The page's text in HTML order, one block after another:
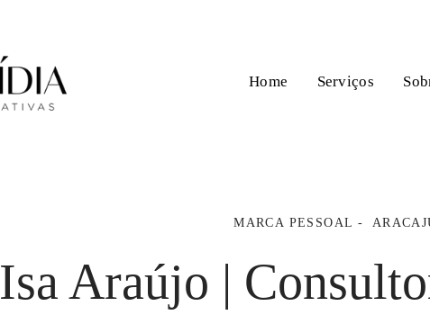
Home Serviços
MARCA PESSOAL
Isa Araújo |